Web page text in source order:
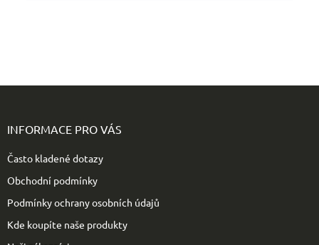
INFORMACE PRO VÁS
Často kladené dotazy
Obchodní podmínky
Podmínky ochrany osobních údajů
Kde koupíte naše produkty